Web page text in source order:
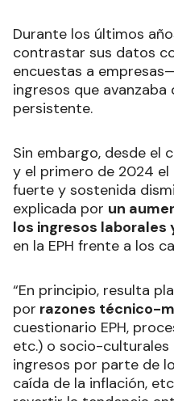
Durante los últimos
contrastar sus datos
encuestas a
ingresos que
persistente.
Sin embargo, desde el
y el primero de 2024 el
fuerte y sostenida
explicada por un
los ingresos laborales
en la EPH frente a los
“En principio, resulta
por razones técnico-
cuestionario EPH,
etc.) o socio-
ingresos por parte de
caída de la inflación,